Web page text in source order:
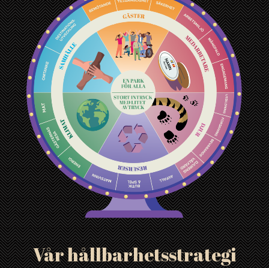
Vår hållbarhetsstrategi